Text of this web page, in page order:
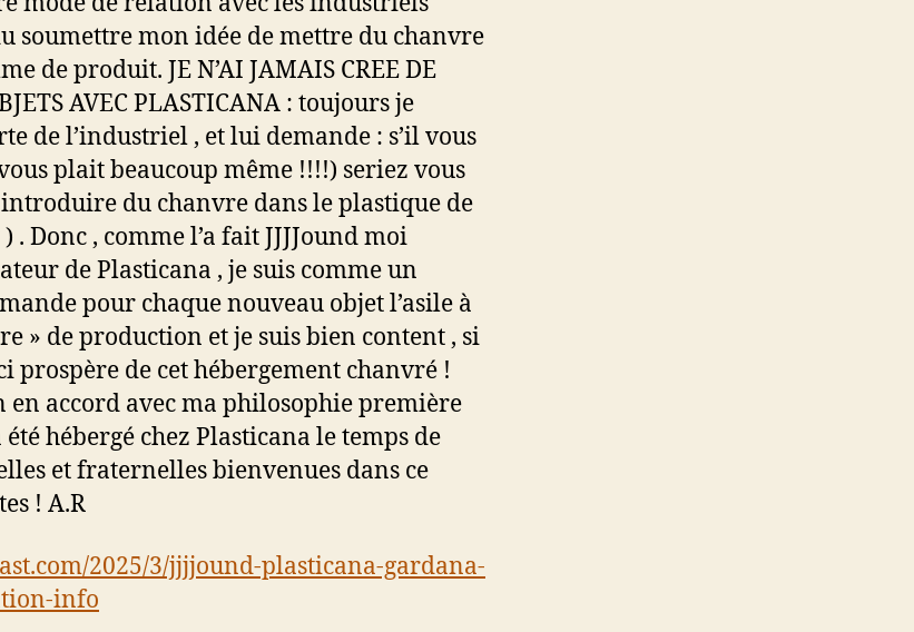
soumettre mon idée de mettre du chanvre
de produit. JE N’AI JAMAIS CREE DE
AVEC PLASTICANA : toujours je
de l’industriel , et lui demande : s’il vous
plait beaucoup même !!!!) seriez vous
introduire du chanvre dans le plastique de
) . Donc , comme l’a fait JJJJound moi
de Plasticana , je suis comme un
pour chaque nouveau objet l’asile à
» de production et je suis bien content , si
prospère de cet hébergement chanvré !
en accord avec ma philosophie première
été hébergé chez Plasticana le temps de
et fraternelles bienvenues dans ce
! A.R
2025/3/jjjjound-plasticana-gardana-
info